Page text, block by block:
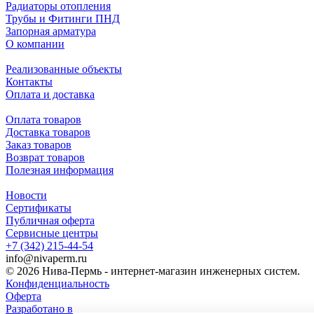
Радиаторы отопления
Трубы и Фитинги ПНД
Запорная арматура
О компании
Реализованные объекты
Контакты
Оплата и доставка
Оплата товаров
Доставка товаров
Заказ товаров
Возврат товаров
Полезная информация
Новости
Сертификаты
Публичная оферта
Сервисные центры
+7 (342) 215-44-54
info@nivaperm.ru
© 2026 Нива-Пермь - интернет-магазин инженерных систем.
Конфиденциальность
Оферта
Разработано в